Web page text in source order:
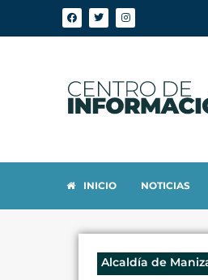
INICIO NOTICIAS
Alcaldía de